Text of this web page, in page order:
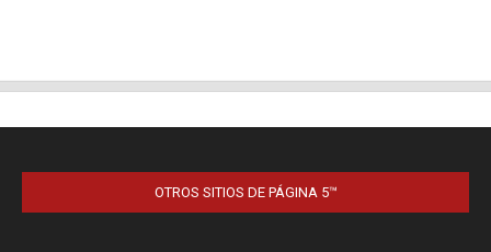
OTROS SITIOS DE PÁGINA 5™